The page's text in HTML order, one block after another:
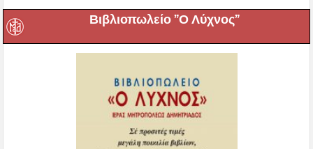
Βιβλιοπωλείο ”Ο Λύχνος”